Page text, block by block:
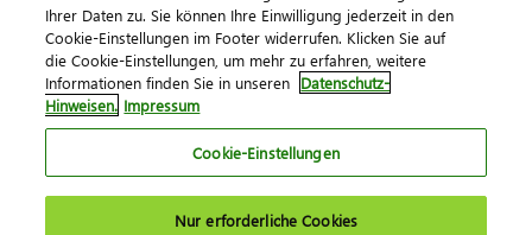
© 2026 DATEV eG
Ihrer Daten zu. Sie können Ihre Einwilligung jederzeit in den
Cookie-Einstellungen im Footer widerrufen. Klicken Sie auf
die Cookie-Einstellungen, um mehr zu erfahren, weitere
Informationen finden Sie in unseren Datenschutz-
Hinweisen. Impressum
Cookie-Einstellungen
Nur erforderliche Cookies